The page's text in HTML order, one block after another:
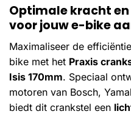
Optimale kracht
voor jouw e-bike
Maximaliseer de
bike met het Praxis
Isis 170mm. Speciaal
motoren van Bosch,
biedt dit crankstel een